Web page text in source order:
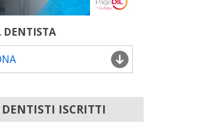
DENTISTA
ISCRITTI